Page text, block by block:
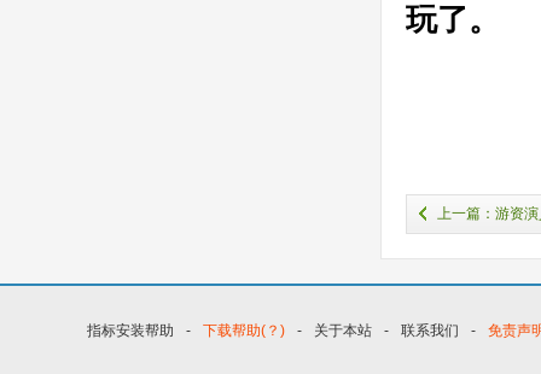
玩了。
上一篇：游资
指标安装帮助 - 下载帮助(？) - 关于本站 - 联系我们 - 免责声